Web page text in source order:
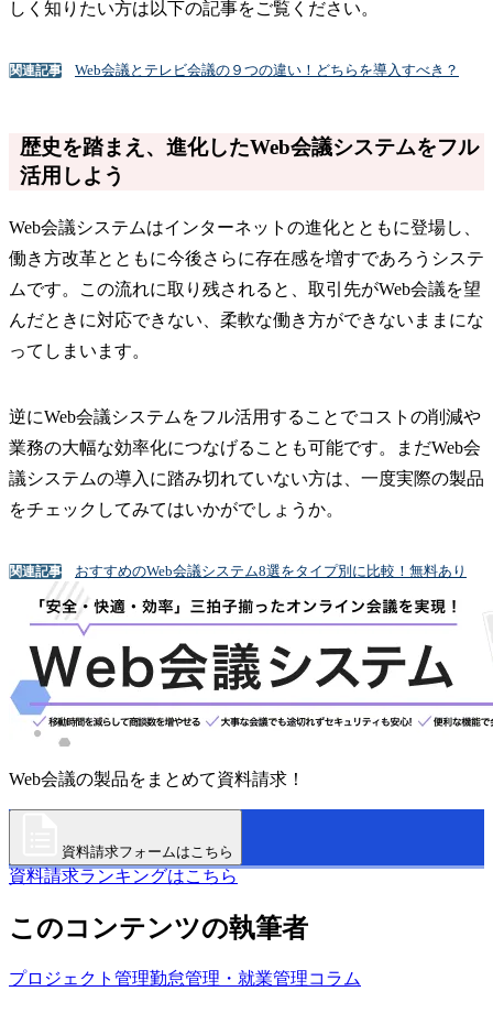
しく知りたい方は以下の記事をご覧ください。
関連記事 Web会議とテレビ会議の９つの違い！どちらを導入すべき？
歴史を踏まえ、進化したWeb会議システムをフル
活用しよう
Web会議システムはインターネットの進化とともに登場し、
働き方改革とともに今後さらに存在感を増すであろうシステ
ムです。この流れに取り残されると、取引先がWeb会議を望
んだときに対応できない、柔軟な働き方ができないままにな
ってしまいます。
逆にWeb会議システムをフル活用することでコストの削減や
業務の大幅な効率化につなげることも可能です。まだWeb会
議システムの導入に踏み切れていない方は、一度実際の製品
をチェックしてみてはいかがでしょうか。
関連記事 おすすめのWeb会議システム8選をタイプ別に比較！無料あり
Web会議の製品をまとめて資料請求！
資料請求フォームはこちら
資料請求ランキングはこちら
このコンテンツの執筆者
プロジェクト管理勤怠管理・就業管理コラム